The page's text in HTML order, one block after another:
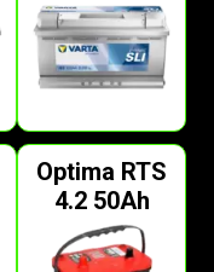
Optima RTS
4.2 50Ah